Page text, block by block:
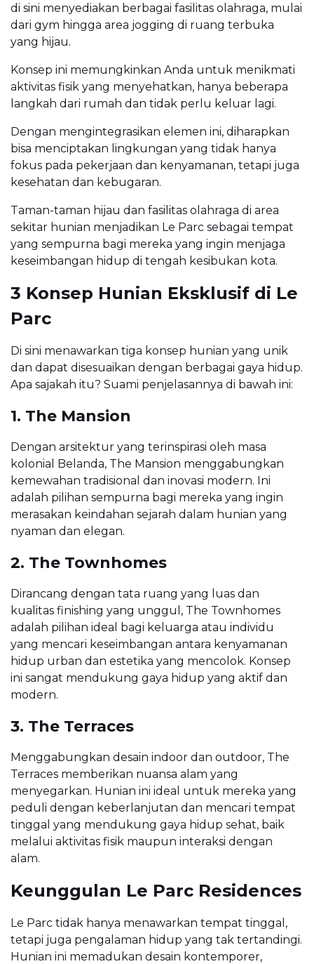
di sini menyediakan berbagai fasilitas olahraga, mulai
dari gym hingga area jogging di ruang terbuka
yang hijau.
Konsep ini memungkinkan Anda untuk menikmati
aktivitas fisik yang menyehatkan, hanya beberapa
langkah dari rumah dan tidak perlu keluar lagi.
Dengan mengintegrasikan elemen ini, diharapkan
bisa menciptakan lingkungan yang tidak hanya
fokus pada pekerjaan dan kenyamanan, tetapi juga
kesehatan dan kebugaran.
Taman-taman hijau dan fasilitas olahraga di area
sekitar hunian menjadikan Le Parc sebagai tempat
yang sempurna bagi mereka yang ingin menjaga
keseimbangan hidup di tengah kesibukan kota.
3 Konsep Hunian Eksklusif di Le
Parc
Di sini menawarkan tiga konsep hunian yang unik
dan dapat disesuaikan dengan berbagai gaya hidup.
Apa sajakah itu? Suami penjelasannya di bawah ini:
1. The Mansion
Dengan arsitektur yang terinspirasi oleh masa
kolonial Belanda, The Mansion menggabungkan
kemewahan tradisional dan inovasi modern. Ini
adalah pilihan sempurna bagi mereka yang ingin
merasakan keindahan sejarah dalam hunian yang
nyaman dan elegan.
2. The Townhomes
Dirancang dengan tata ruang yang luas dan
kualitas finishing yang unggul, The Townhomes
adalah pilihan ideal bagi keluarga atau individu
yang mencari keseimbangan antara kenyamanan
hidup urban dan estetika yang mencolok. Konsep
ini sangat mendukung gaya hidup yang aktif dan
modern.
3. The Terraces
Menggabungkan desain indoor dan outdoor, The
Terraces memberikan nuansa alam yang
menyegarkan. Hunian ini ideal untuk mereka yang
peduli dengan keberlanjutan dan mencari tempat
tinggal yang mendukung gaya hidup sehat, baik
melalui aktivitas fisik maupun interaksi dengan
alam.
Keunggulan Le Parc Residences
Le Parc tidak hanya menawarkan tempat tinggal,
tetapi juga pengalaman hidup yang tak tertandingi.
Hunian ini memadukan desain kontemporer,